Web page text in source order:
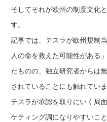
そしてそれが欧州の制度文化
す。
記事では、テスラが欧州規制
人の命を救えた可能性がある
たものの、独立研究者からは
されていることにも触れてい
テスラが承認を取りにいく局
ケティング調になりやすいこ